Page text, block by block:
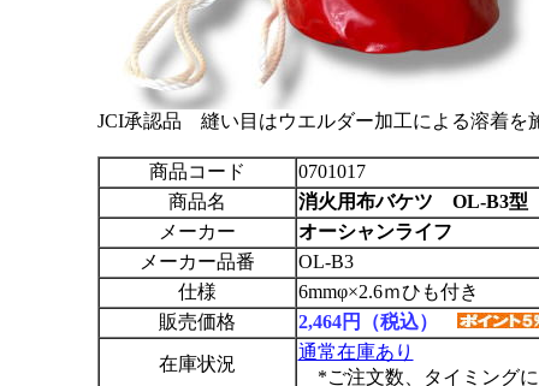
JCI承認品 縫い目はウエルダー加工による溶着を
商品コード
0701017
商品名
消火用布バケツ OL-B3型
メーカー
オーシャンライフ
メーカー品番
OL-B3
仕様
6mmφ×2.6ｍひも付き
販売価格
2,464円（税込）
在庫状況
通常在庫あり
*ご注文数、タイミング